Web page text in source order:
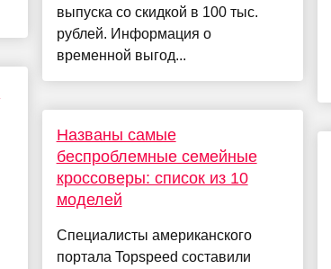
выпуска со скидкой в 100 тыс.
рублей. Информация о
временной выгод...
Названы самые
беспроблемные семейные
кроссоверы: список из 10
моделей
Специалисты американского
портала Topspeed составили